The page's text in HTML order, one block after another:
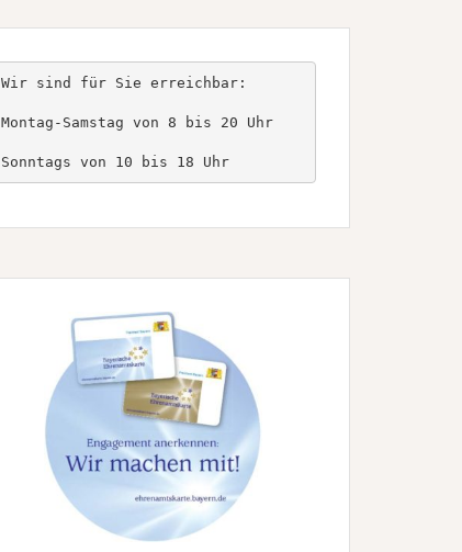
Wir sind für Sie erreichbar:
Montag-Samstag von 8 bis 20 Uhr
Sonntags von 10 bis 18 Uhr